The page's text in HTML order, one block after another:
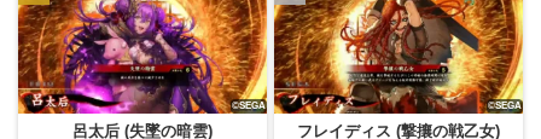
呂太后 (失墜の暗雲) フレイディス (撃攘の戦乙女)